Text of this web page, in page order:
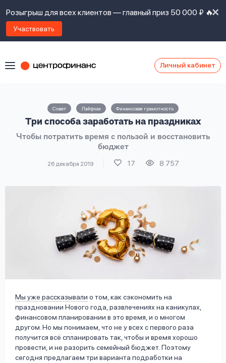
Розыгрыш для всех клиентов — главный приз 50 000 ₽ 🔥
Участвовать
Личный кабинет
Совет Лайфхак Финансовая грамотность
Три способа заработать на праздниках
Чтобы потратить время с пользой и восстановить
бюджет
26 декабря 2019 17 8 757
Мы уже рассказывали о том, как сэкономить на
праздновании Нового года, развлечениях на каникулах,
финансовом планировании в это время, и о многом
другом. Но мы понимаем, что не у всех с первого раза
получится всё спланировать так, чтобы и время хорошо
провести, и не разорить семейный бюджет. Поэтому
сегодня предлагаем три варианта подработки на
Оформить заявку
Войти под другим номером
Наши
контакты
Ответы
на
вопросы
ознакомлен
с
предоставления
политикой